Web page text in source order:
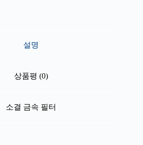
설명
상품평 (0)
소결 금속 필터